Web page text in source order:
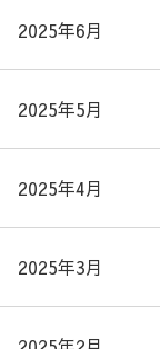
2025年6月
2025年5月
2025年4月
2025年3月